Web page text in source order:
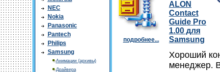
NEC
Nokia
Panasonic
Pantech
Philips
Samsung
Анимации (архивы)
Драйвера
подробнее...
ALON
Contact
Guide Pro
1.00 для
Samsung
Хороший
менеджер.